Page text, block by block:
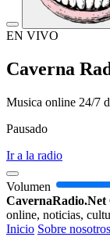
EN VIVO
Caverna
Musica online 24/7
Pausado
Ir a la radio
Volumen
CavernaRadio.Net
online, noticias,
Inicio Sobre nosotros